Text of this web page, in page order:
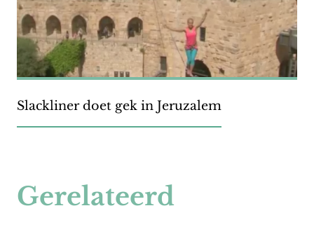
Slackliner doet gek in Jeruzalem
Gerelateerd